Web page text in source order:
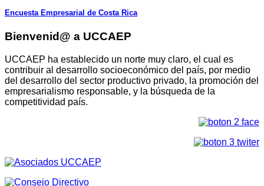
Encuesta Empresarial de Costa Rica
Bienvenid@ a UCCAEP
UCCAEP ha establecido un norte muy claro, el cual es
contribuir al desarrollo socioeconómico del país, por medio
del desarrollo del sector productivo privado, la promoción del
empresarialismo responsable, y la búsqueda de la
competitividad país.